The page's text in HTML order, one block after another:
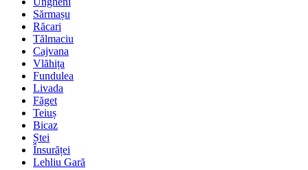
Sărmașu
Răcari
Tălmaciu
Cajvana
Vlăhița
Fundulea
Livada
Făget
Teiuș
Bicaz
Ștei
Însurăței
Lehliu Gară